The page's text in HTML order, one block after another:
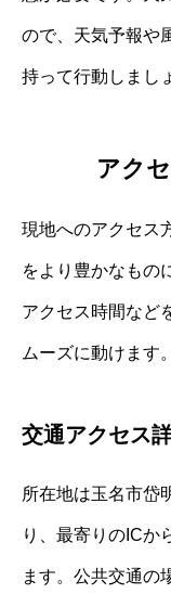
ので、天気予報や
持って行動しまし
アク
現地へのアクセス
をより豊かなもの
アクセス時間など
ムーズに動けます。
交通アクセス
所在地は玉名市岱
り、最寄りのICか
ます。公共交通の